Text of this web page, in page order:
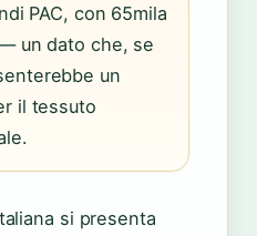
PAC, con 65mila
un dato che, se
un
il tessuto
si presenta